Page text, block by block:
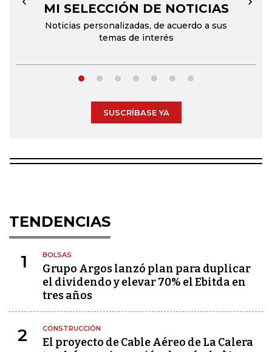
MI SELECCIÓN DE NOTICIAS
Noticias personalizadas, de acuerdo a sus
temas de interés
← →
SUSCRÍBASE YA
TENDENCIAS
1 BOLSAS
Grupo Argos lanzó plan para duplicar
el dividendo y elevar 70% el Ebitda en
tres años
2 CONSTRUCCIÓN
El proyecto de Cable Aéreo de La Calera